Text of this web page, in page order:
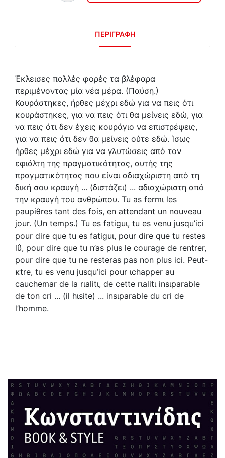
ΠΕΡΙΓΡΑΦΗ
Έκλεισες πολλές φορές τα βλέφαρα
περιμένοντας μία νέα μέρα. (Παύση.)
Κουράστηκες, ήρθες μέχρι εδώ για να πεις ότι
κουράστηκες, για να πεις ότι θα μείνεις εδώ, για
να πεις ότι δεν έχεις κουράγιο να επιστρέψεις,
για να πεις ότι δεν θα μείνεις ούτε εδώ. Ίσως
ήρθες μέχρι εδώ για να γλυτώσεις από τον
εφιάλτη της πραγματικότητας, αυτής της
πραγματικότητας που είναι αδιαχώριστη από τη
δική σου κραυγή ... (διστάζει) ... αδιαχώριστη από
την κραυγή του ανθρώπου. Tu as fermι les
paupiθres tant des fois, en attendant un nouveau
jour. (Un temps.) Tu es fatiguι, tu es venu jusqu’ici
pour dire que tu es fatiguι, pour dire que tu restes
lΰ, pour dire que tu n’as plus le courage de rentrer,
pour dire que tu ne resteras pas non plus ici. Peut-
κtre, tu es venu jusqu’ici pour ιchapper au
cauchemar de la rιalitι, de cette rιalitι insιparable
de ton cri ... (il hιsite) ... insιparable du cri de
l’homme.